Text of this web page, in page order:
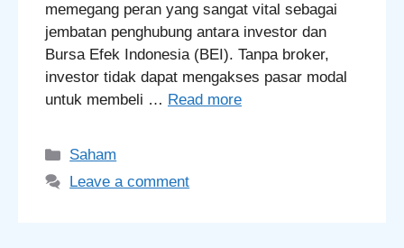
memegang peran yang sangat vital sebagai
jembatan penghubung antara investor dan
Bursa Efek Indonesia (BEI). Tanpa broker,
investor tidak dapat mengakses pasar modal
untuk membeli … Read more
Categories
Saham
Leave a comment